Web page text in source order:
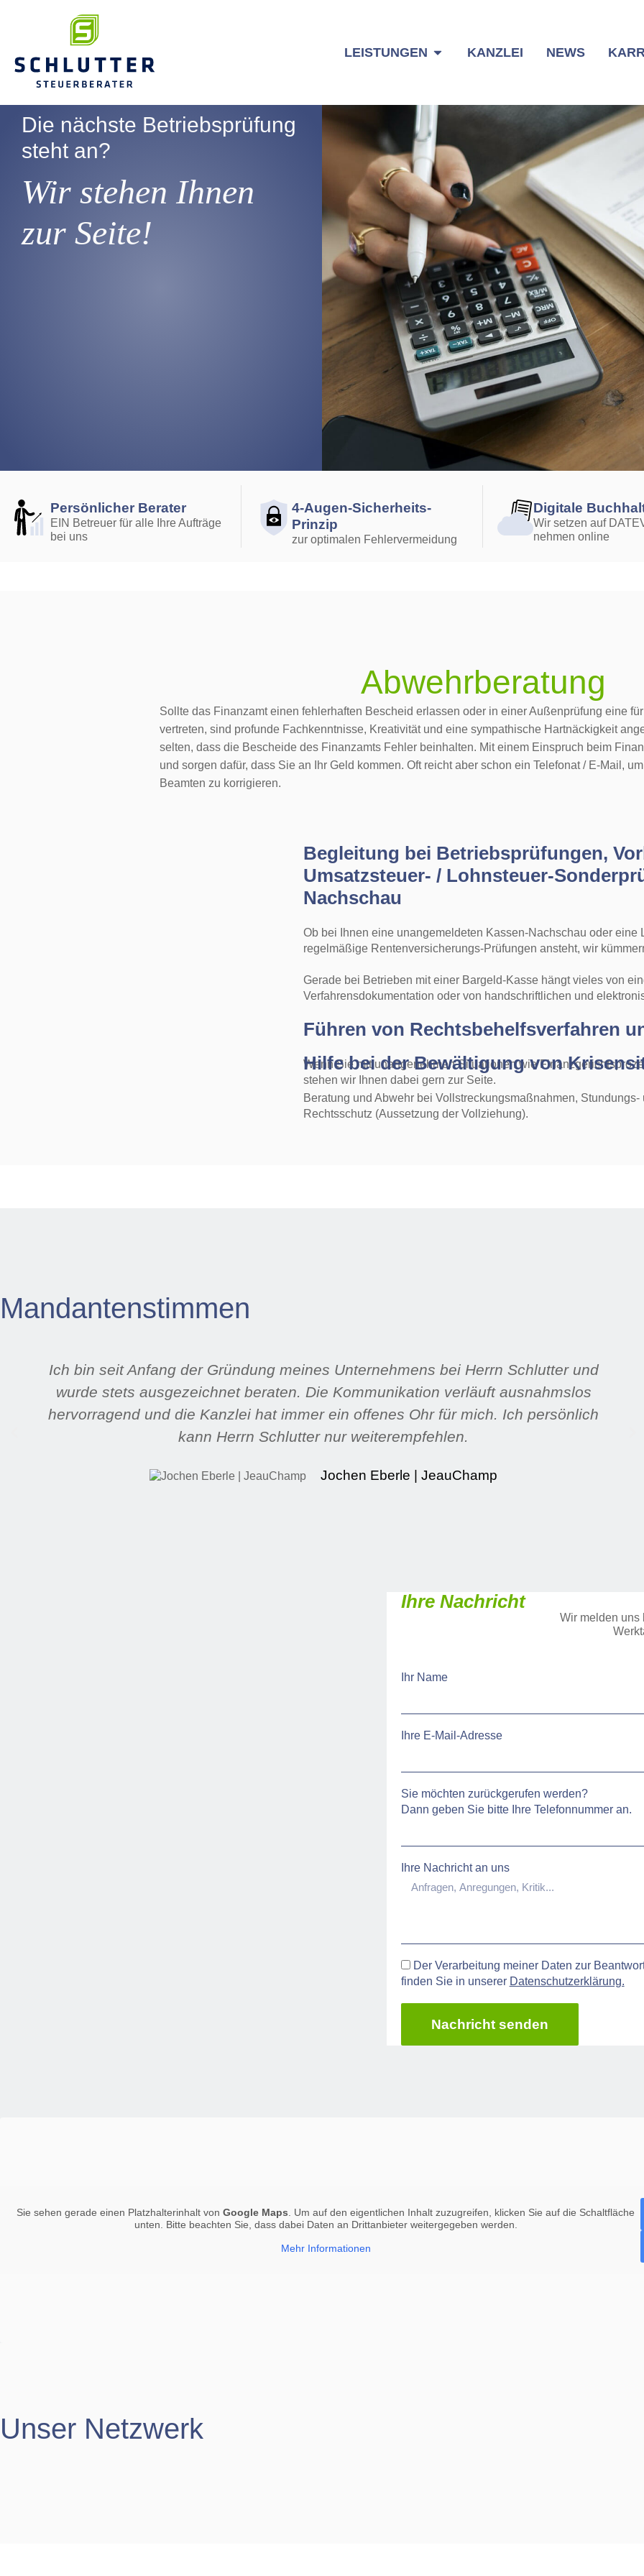
LEISTUNGEN KANZLEI NEWS
Die nächste Betriebsprüfung
steht an?
Wir stehen Ihnen
zur Seite!
Persönlicher Berater
EIN Betreuer für alle Ihre Aufträge
bei uns
4-Augen-Sicher­heits-
Prinzip
zur optimalen Fehler­vermeidung
Digitale
Wir setzen auf
nehmen online
Abwehrberatung
Sollte das Finanzamt einen fehlerhaften Bescheid erlassen oder in einer Außenprüfung eine
vertreten, sind profunde Fachkenntnisse, Kreativität und eine sympathische Hartnäckigkeit
selten, dass die Bescheide des Finanzamts Fehler beinhalten. Mit einem Einspruch beim
und sorgen dafür, dass Sie an Ihr Geld kommen. Oft reicht aber schon ein Telefonat / E-Mail,
Beamten zu korrigieren.
Begleitung bei Betriebsprüfungen,
Umsatzsteuer- / Lohnsteuer-
Nachschau
Ob bei Ihnen eine unangemeldeten Kassen-Nachschau oder
regelmäßige Rentenversicherungs-Prüfungen ansteht, wir
Gerade bei Betrieben mit einer Bargeld-Kasse hängt vieles von
Verfahrensdokumentation oder von handschriftlichen und
Führen von Rechtsbehelfsverfahren
Wenn Sie mit unangenehmen Situationen wie
stehen wir Ihnen dabei gern zur Seite.
Hilfe bei der Bewältigung von
Beratung und Abwehr bei Vollstreckungsmaßnahmen,
Rechtsschutz (Aussetzung der Vollziehung).
Mandantenstimmen
Ich bin seit Anfang der Gründung meines Unternehmens bei Herrn Schlutter und
wurde stets ausgezeichnet beraten. Die Kommunikation verläuft ausnahmslos
hervorragend und die Kanzlei hat immer ein offenes Ohr für mich. Ich persönlich
kann Herrn Schlutter nur weiterempfehlen.
Jochen Eberle | JeauChamp
Ihre Nachricht
Wir melden uns
Ihr Name
Ihre E-Mail-Adresse
Sie möchten zurückgerufen werden?
Dann geben Sie bitte Ihre Telefonnummer an.
Ihre Nachricht an uns
Der Verarbeitung meiner Daten zur
finden Sie in unserer Datenschutzerklärung.
Nachricht senden
Sie sehen gerade einen Platzhalterinhalt vonGoogle Maps . Um auf den eigentlichen Inhalt zuzugreifen, klicken Sie auf die Schaltfläche
unten. Bitte beachten Sie, dass dabei Daten an Drittanbieter weitergegeben werden.
Mehr Informationen
Unser Netzwerk